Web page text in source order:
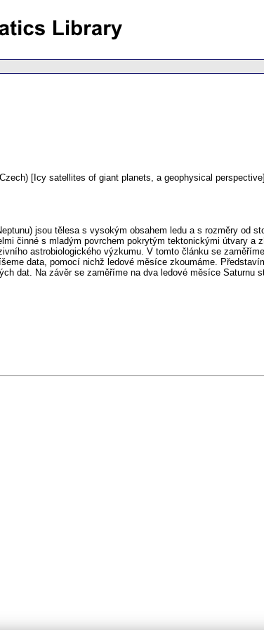
[Icy satellites of giant planets, a geophysical
jsou tělesa s vysokým obsahem ledu a s rozměry od
činné s mladým povrchem pokrytým tektonickými útvary
astrobiologického výzkumu. V tomto článku se
data, pomocí nichž ledové měsíce zkoumáme.
dat. Na závěr se zaměříme na dva ledové měsíce